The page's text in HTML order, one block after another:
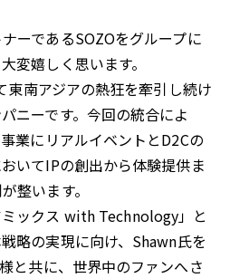
ーであるSOZOをグループに
変嬉しく思います。
東南アジアの熱狂を牽引し続け
ニーです。今回の統合によ
業にリアルイベントとD2Cの
いてIPの創出から体験提供ま
整います。
ミックス with Technology」と
略の実現に向け、Shawn氏を
と共に、世界中のファンへさ